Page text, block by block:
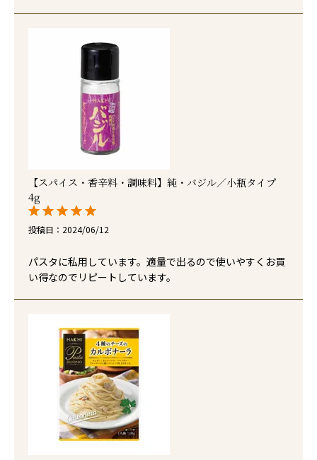
【スパイス・香辛料・調味料】純・バジル／小瓶タイプ
4g
投稿日 2024/06/12
パスタに私用しています。適量で出るので使いやすくお買
い得なのでリピートしています。